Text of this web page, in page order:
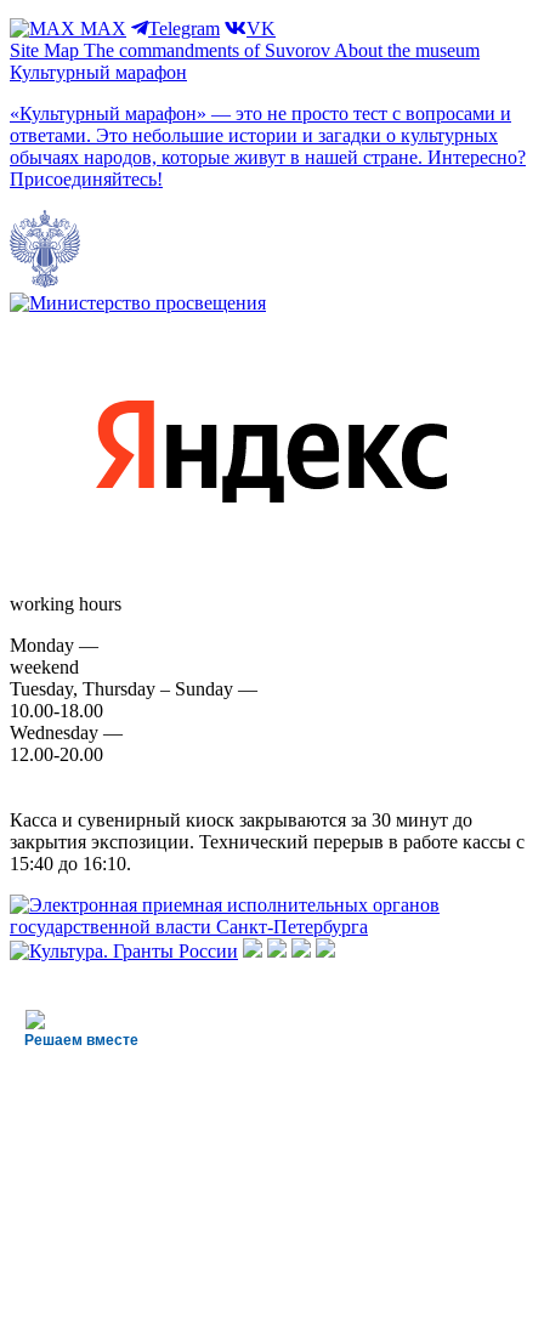
MAX
Telegram
VK
Site Map The commandments of Suvorov About the museum
Культурный марафон
«Культурный марафон» — это не просто тест с вопросами и
ответами. Это небольшие истории и загадки о культурных
обычаях народов, которые живут в нашей стране. Интересно?
Присоединяйтесь!
working hours
Monday —
weekend
Tuesday, Thursday – Sunday —
10.00-18.00
Wednesday —
12.00-20.00
Касса и сувенирный киоск закрываются за 30 минут до
закрытия экспозиции. Технический перерыв в работе кассы с
15:40 до 16:10.
Решаем вместе